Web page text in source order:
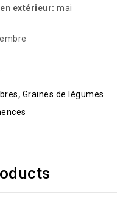
extérieur: mai
, Graines de légumes